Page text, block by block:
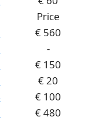
Price
€ 560
-
€ 150
€ 20
€ 100
€ 480